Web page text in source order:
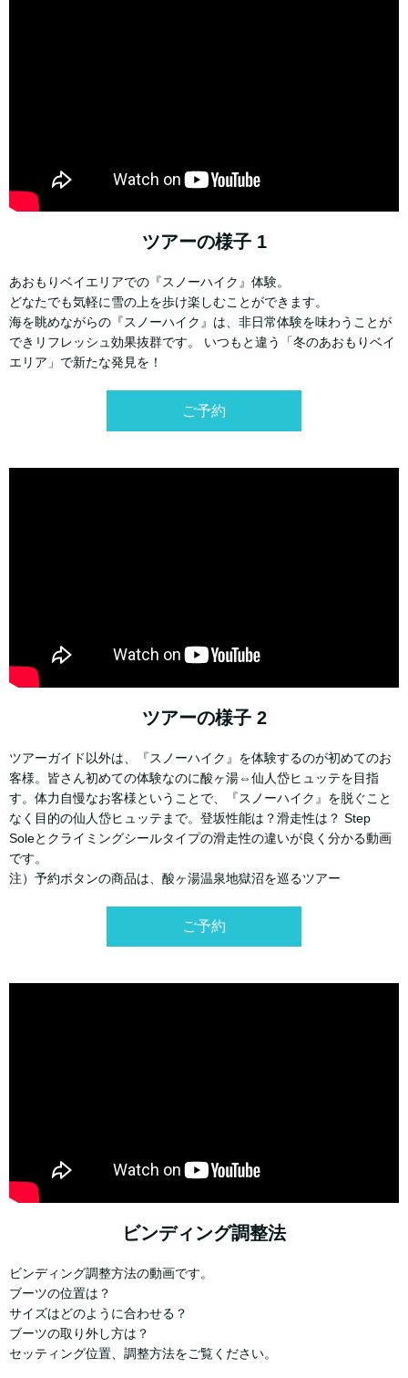
ツアーの様子 1
あおもりベイエリアでの『スノーハイク』体験。
どなたでも気軽に雪の上を歩け楽しむことができます。
海を眺めながらの『スノーハイク』は、非日常体験を味わうことが
できリフレッシュ効果抜群です。 いつもと違う「冬のあおもりベイ
エリア」で新たな発見を！
ご予約
ツアーの様子 2
ツアーガイド以外は、『スノーハイク』を体験するのが初めてのお
客様。皆さん初めての体験なのに酸ヶ湯⇔仙人岱ヒュッテを目指
す。体力自慢なお客様ということで、『スノーハイク』を脱ぐこと
なく目的の仙人岱ヒュッテまで。登坂性能は？滑走性は？ Step
Soleとクライミングシールタイプの滑走性の違いが良く分かる動画
です。
注）予約ボタンの商品は、酸ヶ湯温泉地獄沼を巡るツアー
ご予約
ビンディング調整法
ビンディング調整方法の動画です。
ブーツの位置は？
サイズはどのように合わせる？
ブーツの取り外し方は？
セッティング位置、調整方法をご覧ください。